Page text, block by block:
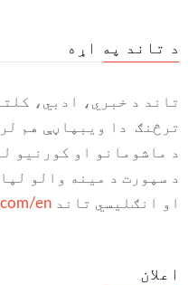
د تاند په اړه
تاند د خبري، ادبي،
ترڅنګ دا ویبپاڼې هم
د ماشومانو او کورنیو
د سپورت د مینه والو
او انګلیسي تاندen
اعلان